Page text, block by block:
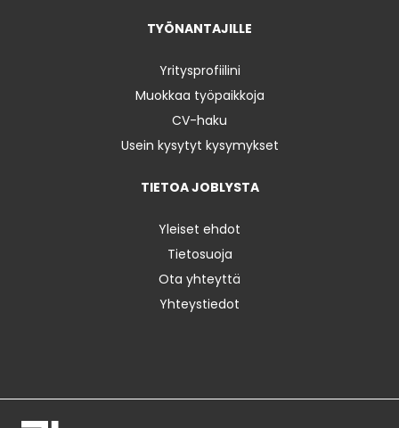
TYÖNANTAJILLE
Yritysprofiilini
Muokkaa työpaikkoja
CV-haku
Usein kysytyt kysymykset
TIETOA JOBLYSTA
Yleiset ehdot
Tietosuoja
Ota yhteyttä
Yhteystiedot